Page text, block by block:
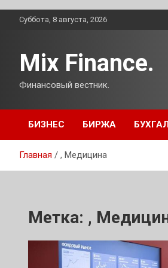
ПерейтиСуббота, 8 августа, 2026
Mix Finance.
Финансовый вестник.
БИЗНЕС БИРЖА
Главная , Медицина
Метка: ,